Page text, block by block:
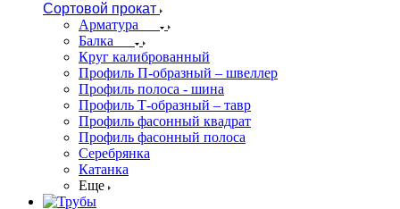
Сортовой прокат
Арматура
Балка
Круг калиброванный
Профиль П-образный – швеллер
Профиль полоса - шина
Профиль Т-образный – тавр
Профиль фасонный квадрат
Профиль фасонный полоса
Серебрянка
Катанка
Еще